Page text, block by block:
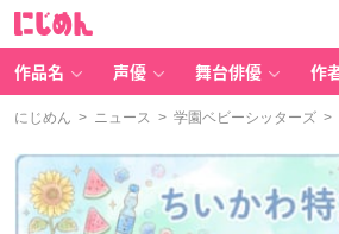
作品名 声優 舞台俳優 作
にじめん > ニュース > 学園ベビーシッターズ >